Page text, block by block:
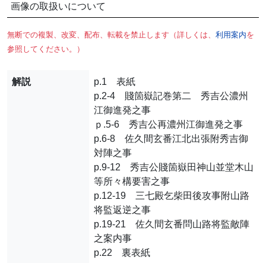
画像の取扱いについて
無断での複製、改変、配布、転載を禁止します（詳しくは、 利用案内を
参照してください。）
解説
p.1 表紙
p.2-4 賤箇嶽記巻第二 秀吉公濃州
江御進発之事
ｐ.5-6 秀吉公再濃州江御進発之事
p.6-8 佐久間玄番江北出張附秀吉御
対陣之事
p.9-12 秀吉公賤箇嶽田神山並堂木山
等所々構要害之事
p.12-19 三七殿乞柴田後攻事附山路
将監返逆之事
p.19-21 佐久間玄番問山路将監敵陣
之案内事
p.22 裏表紙